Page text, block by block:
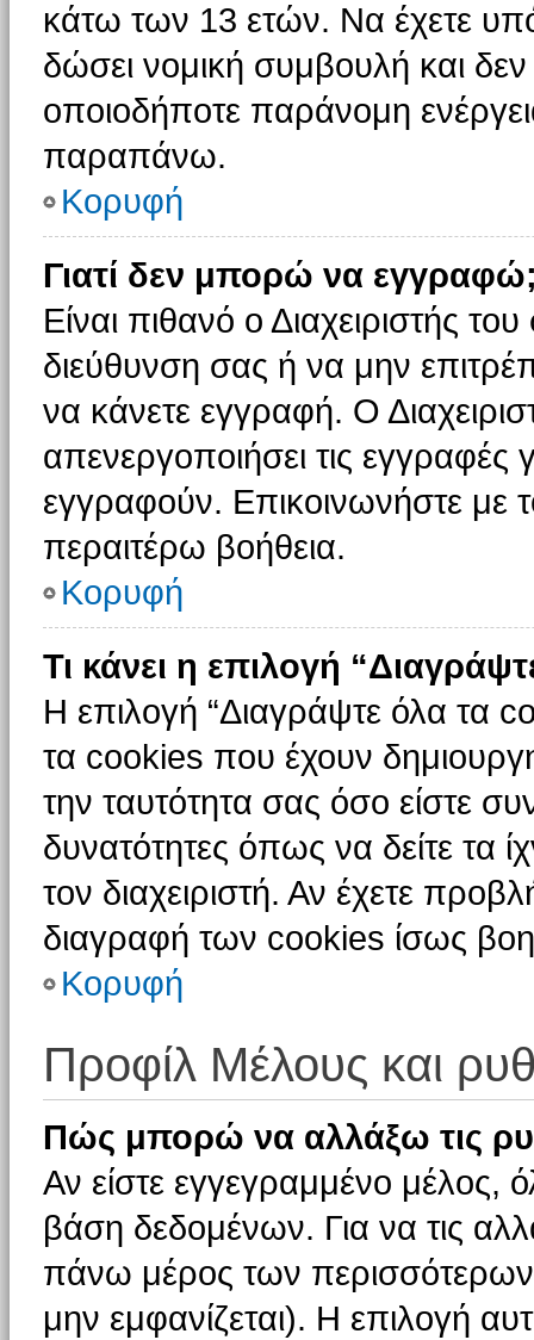
κάτω των 13 ετών. Να έχετε
δώσει νομική συμβουλή και δεν
οποιοδήποτε παράνομη
παραπάνω.
Κορυφή
Γιατί δεν μπορώ να
Είναι πιθανό ο Διαχειριστής
διεύθυνση σας ή να μην
να κάνετε εγγραφή. Ο
απενεργοποιήσει τις εγγραφές
εγγραφούν. Επικοινωνήστε με
περαιτέρω βοήθεια.
Κορυφή
Τι κάνει η επιλογή
Η επιλογή “Διαγράψτε όλα τα
τα cookies που έχουν
την ταυτότητα σας όσο είστε
δυνατότητες όπως να δείτε τα
τον διαχειριστή. Αν έχετε
διαγραφή των cookies ίσως
Κορυφή
Προφίλ Μέλους και
Πώς μπορώ να αλλάξω τις
Αν είστε εγγεγραμμένο μέλος,
βάση δεδομένων. Για να τις
πάνω μέρος των περισσότερων
μην εμφανίζεται). Η επιλογή